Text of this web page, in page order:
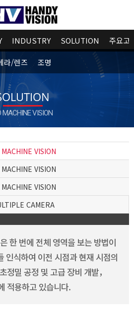
INDUSTRY SOLUTION 주요고
라/렌즈 조명
MACHINE VISION
VISION
VISION
VISION
CAMERA
한 번에 전체 영역을 보는 방법이
인식하여 이전 시점과 현재 시점의
정밀 공정 및 고급 장비 개발，
적용하고 있습니다.